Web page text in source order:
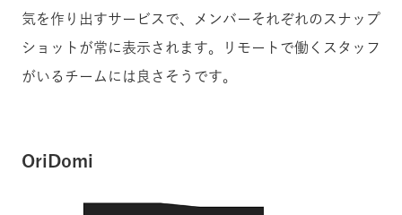
気を作り出すサービスで、メンバーそれぞれのスナップ
ショットが常に表示されます。リモートで働くスタッフ
がいるチームには良さそうです。
OriDomi